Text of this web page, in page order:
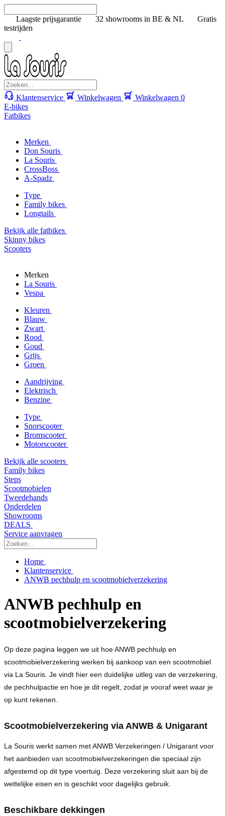
Laagste prijsgarantie 32 showrooms in BE & NL
Gratis
testrijden
Klantenservice Winkelwagen Winkelwagen 0
E-bikes
Fatbikes
Merken
Don Souris
La Souris
CrossBoss
A-Spadz
Type
Family bikes
Longtails
Bekijk alle fatbikes
Skinny bikes
Scooters
Merken
La Souris
Vespa
Kleuren
Blauw
Zwart
Rood
Goud
Grijs
Groen
Aandrijving
Elektrisch
Benzine
Type
Snorscooter
Bromscooter
Motorscooter
Bekijk alle scooters
Family bikes
Steps
Scootmobielen
Tweedehands
Onderdelen
Showrooms
DEALS
Service aanvragen
Home
Klantenservice
ANWB pechhulp en scootmobielverzekering
ANWB pechhulp en
scootmobielverzekering
Op deze pagina leggen we uit hoe ANWB pechhulp en
scootmobielverzekering werken bij aankoop van een scootmobiel
via La Souris. Je vindt hier een duidelijke uitleg van de verzekering,
de pechhulpactie en hoe je dit regelt, zodat je vooraf weet waar je
op kunt rekenen.
Scootmobielverzekering via ANWB & Unigarant
La Souris werkt samen met ANWB Verzekeringen / Unigarant voor
het aanbieden van scootmobielverzekeringen die speciaal zijn
afgestemd op dit type voertuig. Deze verzekering sluit aan bij de
wettelijke eisen en is geschikt voor dagelijks gebruik.
Beschikbare dekkingen